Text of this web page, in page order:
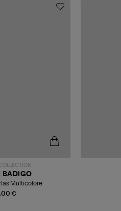
€
BADIGO
Multicolore